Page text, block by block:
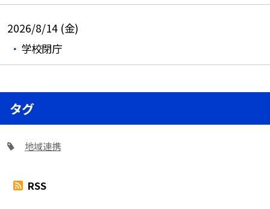
2026/8/14 (金)
学校閉庁
タグ
地域連携
RSS